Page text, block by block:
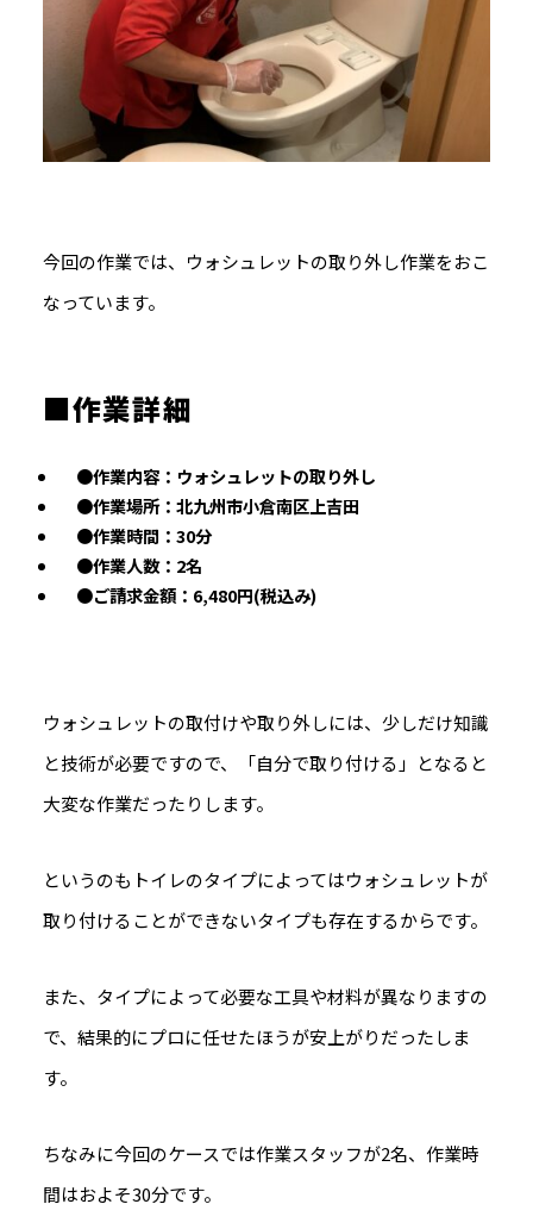
今回の作業では、ウォシュレットの取り外し作業をおこ
なっています。
■作業詳細
●作業内容：ウォシュレットの取り外し
●作業場所：北九州市小倉南区上吉田
●作業時間：30分
●作業人数：2名
●ご請求金額：6,480円(税込み)
ウォシュレットの取付けや取り外しには、少しだけ知識
と技術が必要ですので、「自分で取り付ける」となると
大変な作業だったりします。
というのもトイレのタイプによってはウォシュレットが
取り付けることができないタイプも存在するからです。
また、タイプによって必要な工具や材料が異なりますの
で、結果的にプロに任せたほうが安上がりだったしま
す。
ちなみに今回のケースでは作業スタッフが2名、作業時
間はおよそ30分です。